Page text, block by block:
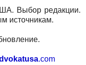
Выбор редакции.
источникам.
.com